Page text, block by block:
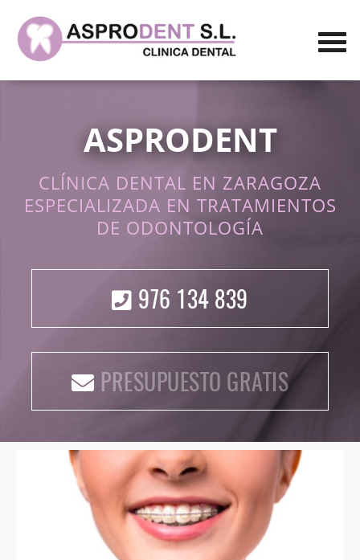
ASPRODENT
CLÍNICA DENTAL EN ZARAGOZA
ESPECIALIZADA EN TRATAMIENTOS
DE ODONTOLOGÍA
976 134 839
PRESUPUESTO GRATIS